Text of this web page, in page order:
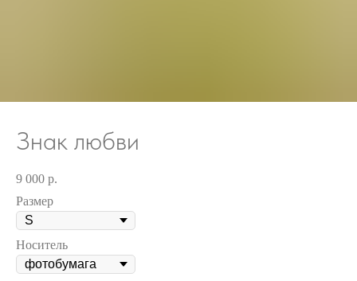
Знак любви
9 000 р.
Размер
Носитель